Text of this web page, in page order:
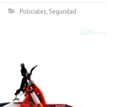
Policiales, Seguridad